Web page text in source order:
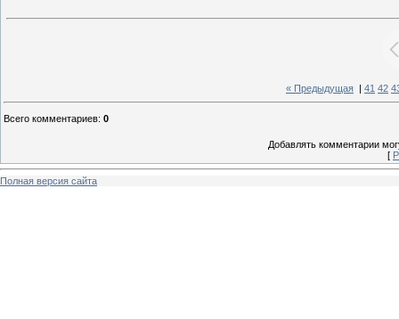
« Предыдущая 41 42
Всего комментариев: 0
Добавлять комментарии
[
Полная версия сайта